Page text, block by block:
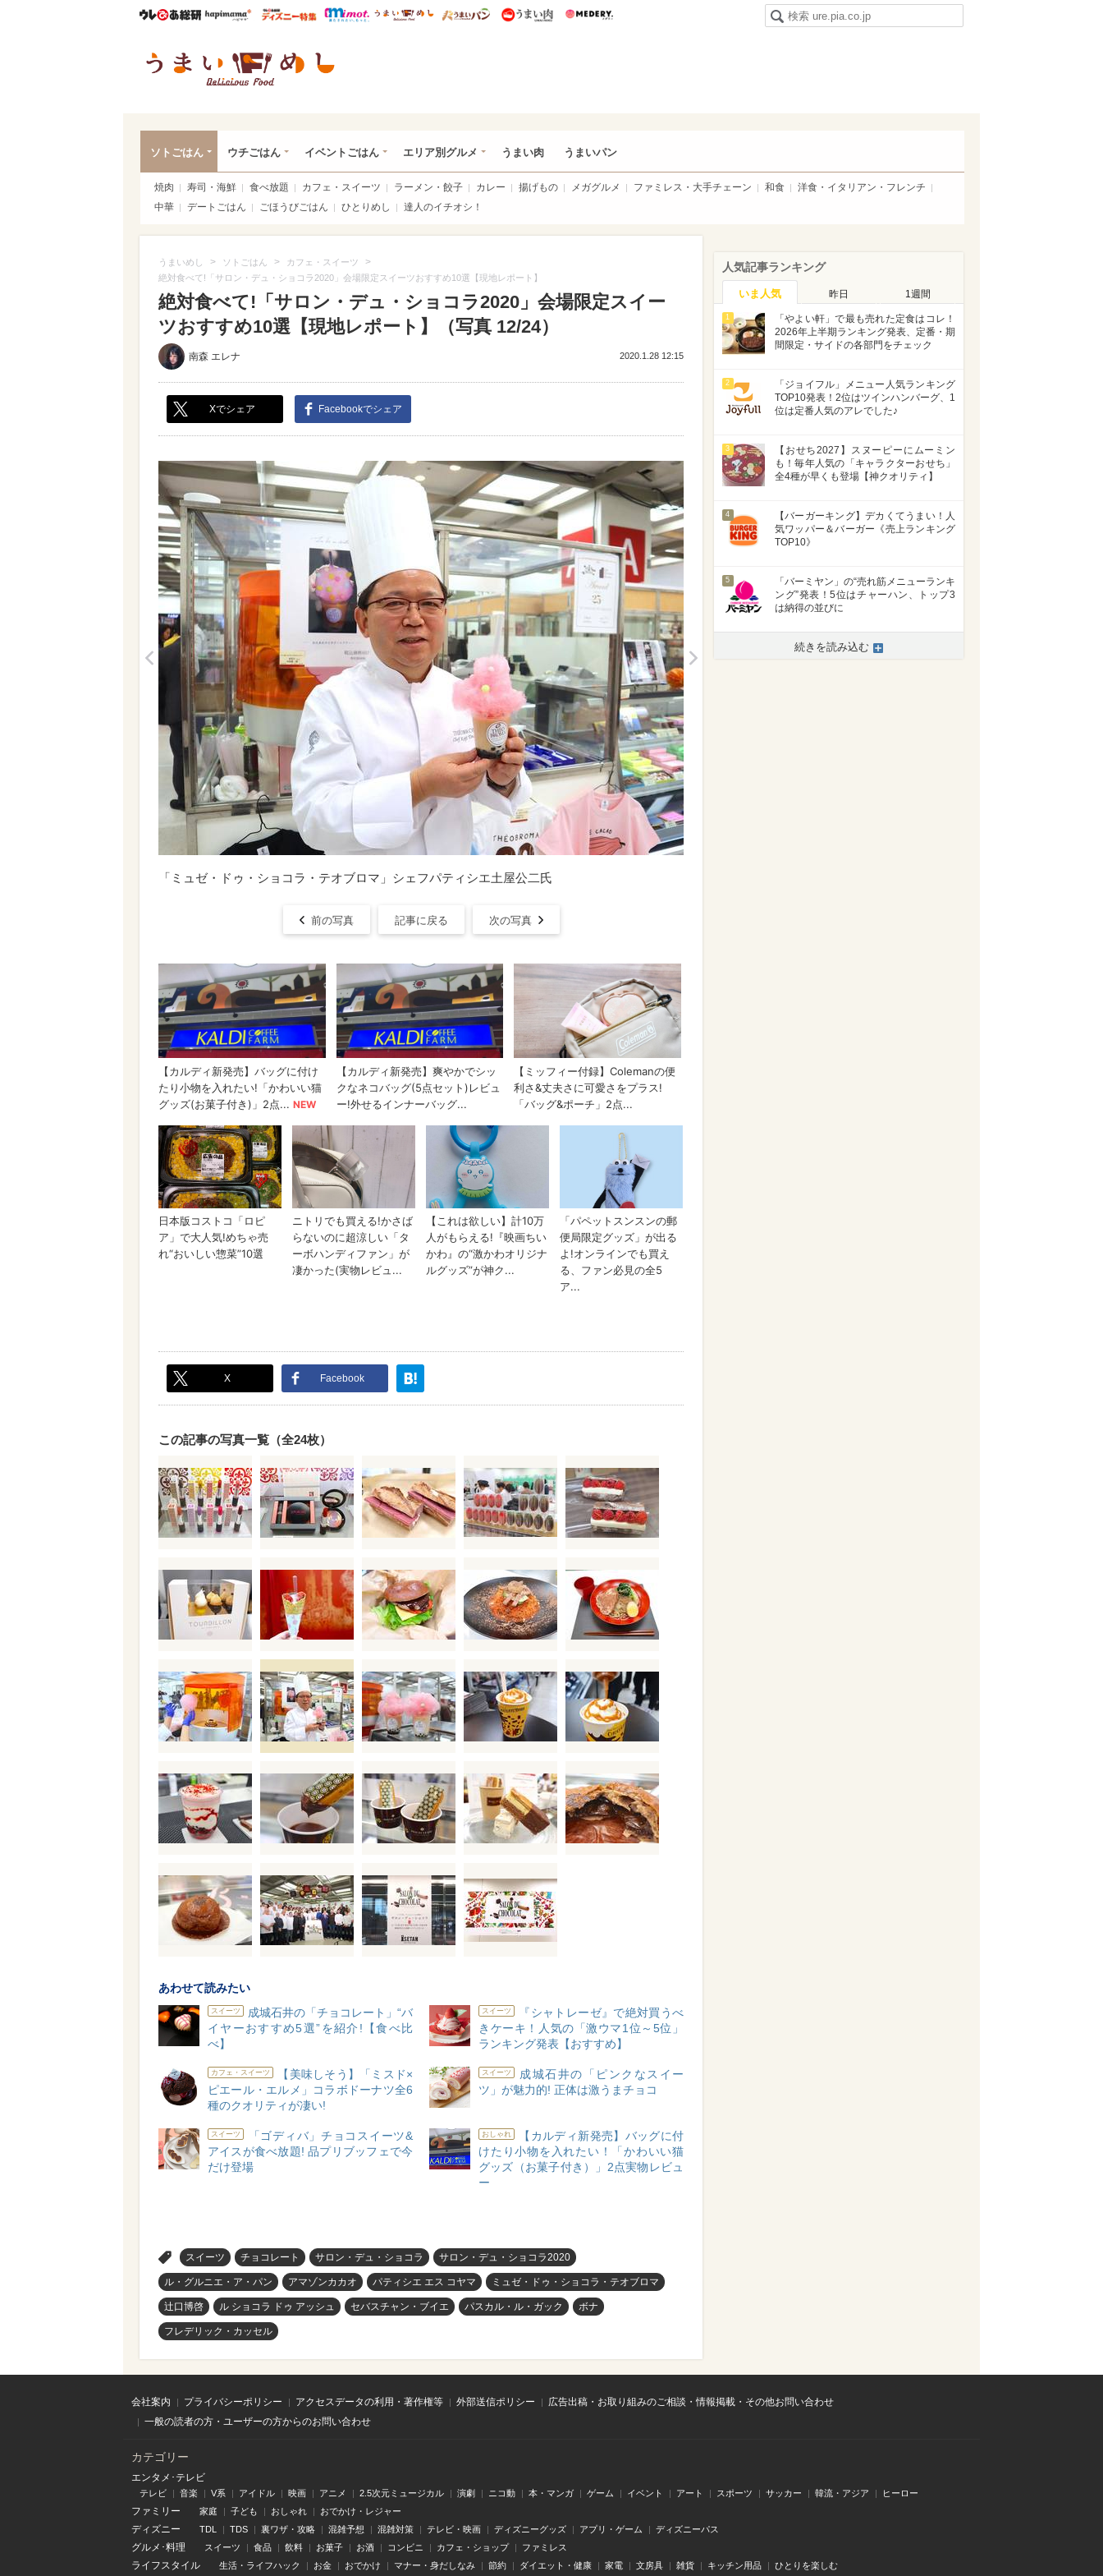
ウレぴあ総研ハピママ* ウレぴあ総研 ディズニー特集
mimot. うまいめし うまいパン うまい肉
ソトごはん ウチごはん イベントごはん エリア別グルメ うまい肉 うまいパン
焼肉 寿司・海鮮 食べ放題 カフェ・スイーツ ラーメン・餃子 カレー 揚げもの メガグルメ ファミレス・大手チェーン 和食
洋食・イタリアン・フレンチ
中華
デートごはん ごほうびごはん ひとりめし 達人のイチオシ！
うまいめし > ソトごはん > カフェ・スイーツ >
絶対食べて!「サロン・デュ・ショコラ2020」会場限定スイーツおすすめ10選【現地レポート】
絶対食べて!「サロン・デュ・ショコラ2020」会場限定スイー
ツおすすめ10選【現地レポート】（写真 12/24）
南森 エレナ 2020.1.28 12:15
Xでシェア Facebookでシェア
「ミュゼ・ドゥ・ショコラ・テオブロマ」シェフパティシエ土屋公二氏
前の写真 記事に戻る 次の写真
X Facebook
この記事の写真一覧（全24枚）
あわせて読みたい
スイーツ
成城石井の「チョコレート」“バ
イヤーおすすめ5選”を紹介!【食べ比
べ】
スイーツ
『シャトレーゼ』で絶対買うべ
きケーキ！人気の「激ウマ1位～5位」
ランキング発表【おすすめ】
カフェ・スイーツ
【美味しそう】「ミスド×
ピエール・エルメ」コラボドーナツ全6
種のクオリティが凄い!
スイーツ
成城石井の「ピンクなスイー
ツ」が魅力的! 正体は激うまチョコ
スイーツ
「ゴディバ」チョコスイーツ&
アイスが食べ放題! 品プリブッフェで今
だけ登場
おしゃれ
【カルディ新発売】バッグに付
けたり小物を入れたい！「かわいい猫
グッズ（お菓子付き）」2点実物レビュ
ー
スイーツ チョコレート サロン・デュ・ショコラ サロン・デュ・ショコラ2020
ル・グルニエ・ア・パン アマゾンカカオ パティシエ エス コヤマ ミュゼ・ドゥ・ショコラ・テオブロマ
辻口博啓 ル ショコラ ドゥ アッシュ セバスチャン・ブイエ パスカル・ル・ガック ボナ
フレデリック・カッセル
人気記事ランキング
いま人気 昨日 1週間
1
「やよい軒」で最も売れた定食はコレ！
2026年上半期ランキング発表、定番・期
間限定・サイドの各部門をチェック
2
「ジョイフル」メニュー人気ランキング
TOP10発表！2位はツインハンバーグ、1
位は定番人気のアレでした♪
3
【おせち2027】スヌーピーにムーミン
も！毎年人気の「キャラクターおせち」
全4種が早くも登場【神クオリティ】
4
【バーガーキング】デカくてうまい！人
気ワッパー＆バーガー《売上ランキング
TOP10》
5
「バーミヤン」の“売れ筋メニューランキ
ング”発表！5位はチャーハン、トップ3
は納得の並びに
続きを読み込む
会社案内 プライバシーポリシー アクセスデータの利用・著作権等 外部送信ポリシー
広告出稿・お取り組みのご相談・情報掲載・その他お問い合わせ
一般の読者の方・ユーザーの方からのお問い合わせ
カテゴリー
エンタメ･テレビ
テレビ 音楽 V系 アイドル 映画 アニメ 2.5次元ミュージカル 演劇 ニコ動 本・マンガ ゲーム イベント アート スポーツ サッカー 韓流・アジア ヒーロー
ファミリー 家庭 子ども おしゃれ おでかけ・レジャー
ディズニー TDL TDS 裏ワザ・攻略 混雑予想 混雑対策 テレビ・映画 ディズニーグッズ アプリ・ゲーム ディズニーパス
グルメ･料理 スイーツ 食品 飲料 お菓子 お酒 コンビニ カフェ・ショップ ファミレス
ライフスタイル 生活・ライフハック お金 おでかけ マナー・身だしなみ 節約 ダイエット・健康 家電 文房具 雑貨 キッチン用品 ひとりを楽しむ